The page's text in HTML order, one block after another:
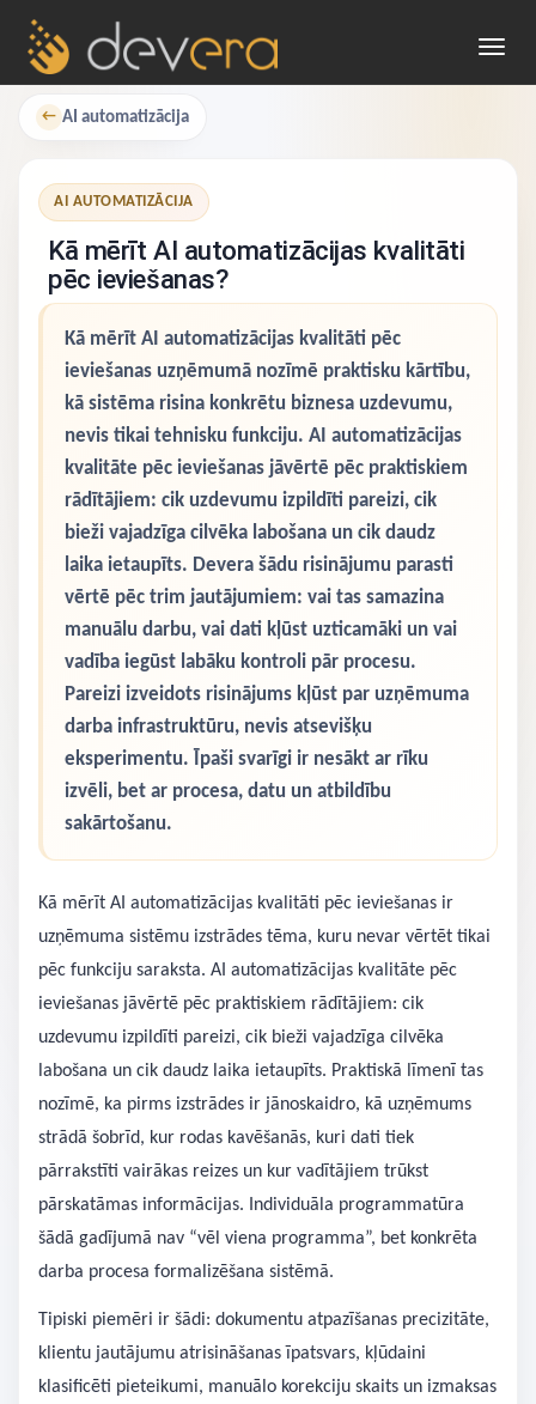
← AI automatizācija
AI AUTOMATIZĀCIJA
Kā mērīt AI automatizācijas kvalitāti
pēc ieviešanas?
Kā mērīt AI automatizācijas kvalitāti pēc
ieviešanas uzņēmumā nozīmē praktisku kārtību,
kā sistēma risina konkrētu biznesa uzdevumu,
nevis tikai tehnisku funkciju. AI automatizācijas
kvalitāte pēc ieviešanas jāvērtē pēc praktiskiem
rādītājiem: cik uzdevumu izpildīti pareizi, cik
bieži vajadzīga cilvēka labošana un cik daudz
laika ietaupīts. Devera šādu risinājumu parasti
vērtē pēc trim jautājumiem: vai tas samazina
manuālu darbu, vai dati kļūst uzticamāki un vai
vadība iegūst labāku kontroli pār procesu.
Pareizi izveidots risinājums kļūst par uzņēmuma
darba infrastruktūru, nevis atsevišķu
eksperimentu. Īpaši svarīgi ir nesākt ar rīku
izvēli, bet ar procesa, datu un atbildību
sakārtošanu.
Kā mērīt AI automatizācijas kvalitāti pēc ieviešanas ir
uzņēmuma sistēmu izstrādes tēma, kuru nevar vērtēt tikai
pēc funkciju saraksta. AI automatizācijas kvalitāte pēc
ieviešanas jāvērtē pēc praktiskiem rādītājiem: cik
uzdevumu izpildīti pareizi, cik bieži vajadzīga cilvēka
labošana un cik daudz laika ietaupīts. Praktiskā līmenī tas
nozīmē, ka pirms izstrādes ir jānoskaidro, kā uzņēmums
strādā šobrīd, kur rodas kavēšanās, kuri dati tiek
pārrakstīti vairākas reizes un kur vadītājiem trūkst
pārskatāmas informācijas. Individuāla programmatūra
šādā gadījumā nav “vēl viena programma”, bet konkrēta
darba procesa formalizēšana sistēmā.
Tipiski piemēri ir šādi: dokumentu atpazīšanas precizitāte,
klientu jautājumu atrisināšanas īpatsvars, kļūdaini
klasificēti pieteikumi, manuālo korekciju skaits un izmaksas